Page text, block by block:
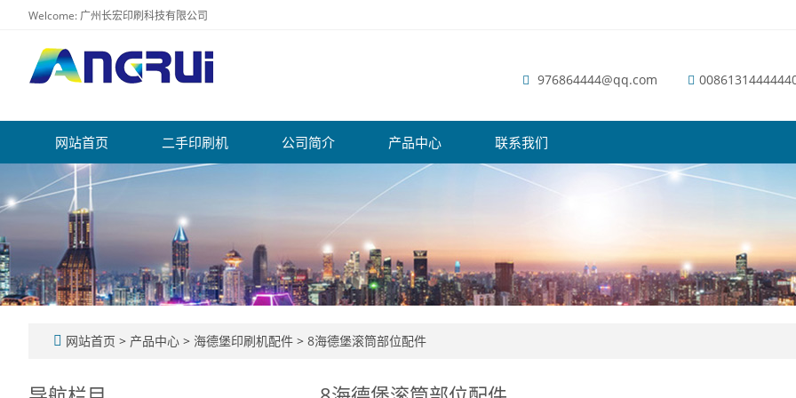
Welcome: 广州长宏印刷科技有限公司
976864444@qq.com
网站首页 二手印刷机 公司简介 产品中心 联系我们
网站首页 > 产品中心 > 海德堡印刷机配件 > 8海德堡滚筒部位配件